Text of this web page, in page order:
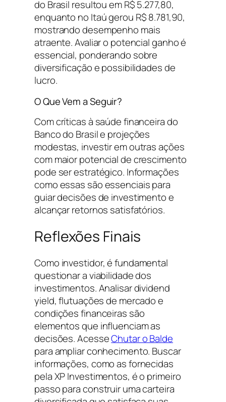
do Brasil resultou em R$ 5.277,80,
enquanto no Itaú gerou R$ 8.781,90,
mostrando desempenho mais
atraente. Avaliar o potencial ganho é
essencial, ponderando sobre
diversificação e possibilidades de
lucro.
O Que Vem a Seguir?
Com críticas à saúde financeira do
Banco do Brasil e projeções
modestas, investir em outras ações
com maior potencial de crescimento
pode ser estratégico. Informações
como essas são essenciais para
guiar decisões de investimento e
alcançar retornos satisfatórios.
Reflexões Finais
Como investidor, é fundamental
questionar a viabilidade dos
investimentos. Analisar dividend
yield, flutuações de mercado e
condições financeiras são
elementos que influenciam as
decisões. AcesseChutar o Balde
para ampliar conhecimento. Buscar
informações, como as fornecidas
pela XP Investimentos, é o primeiro
passo para construir uma carteira